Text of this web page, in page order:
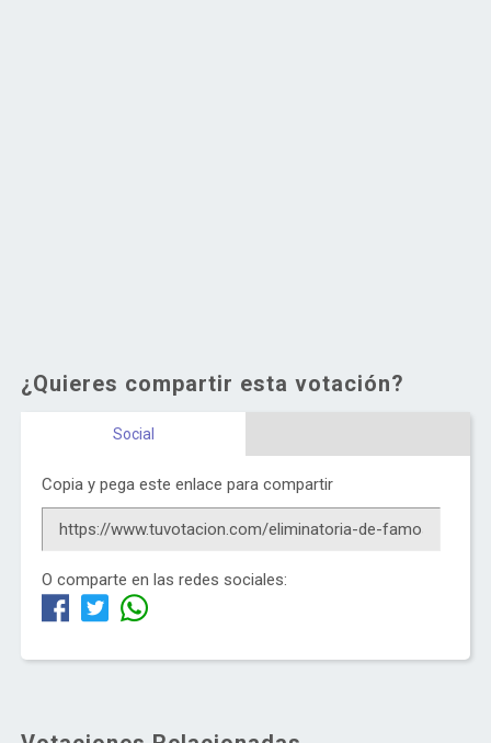
¿Quieres compartir esta votación?
Social
Copia y pega este enlace para compartir
O comparte en las redes sociales: